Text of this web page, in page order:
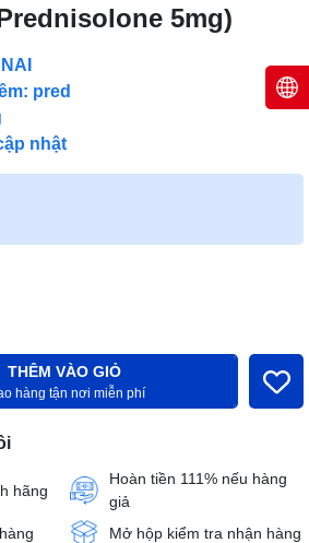
5mg)
pred
nhật
THÊM VÀO GIỎ
hàng tận nơi miễn phí
hãng
Hoàn tiền 111% nếu hàng
giả
Mở hộp kiểm tra nhận hàng